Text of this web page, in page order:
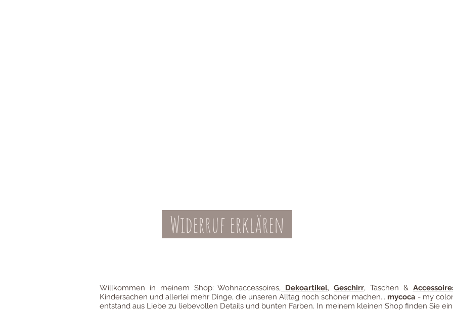
Widerruf erklären
Willkommen in meinem Shop: Wohnaccessoires, Dekoartikel,Geschirr, Taschen &
Kindersachen und allerlei mehr Dinge, die unseren Alltag noch schöner machen... mycoca - my
entstand aus Liebe zu liebevollen Details und bunten Farben. In meinem kleinen Shop finden Sie